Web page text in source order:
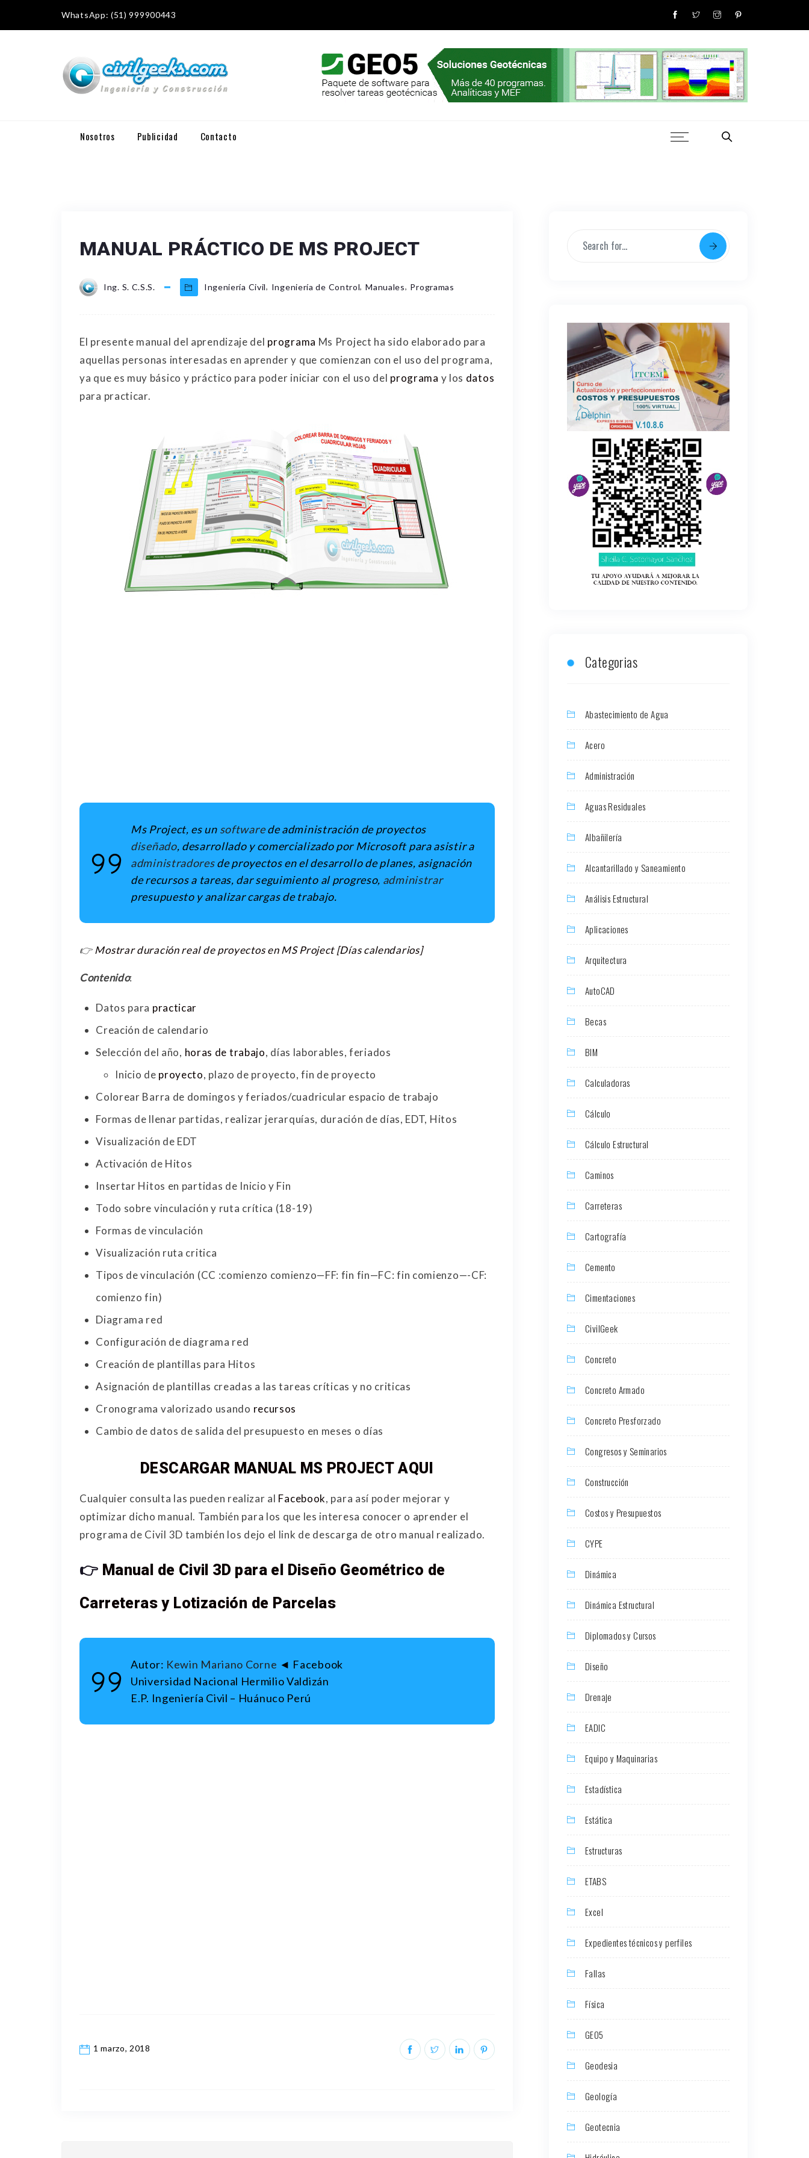
WhatsApp: (51) 999900443
Nosotros Publicidad Contacto
MANUAL PRÁCTICO DE MS PROJECT
Ing. S. C.S.S. Ingeniería Civil, Ingeniería de Control, Manuales, Programas
El presente manual del aprendizaje del programa Ms Project ha sido elaborado para
aquellas personas interesadas en aprender y que comienzan con el uso del programa,
ya que es muy básico y práctico para poder iniciar con el uso del programa y los datos
para practicar.
Ms Project, es un softwarede administración de proyectos
diseñado, desarrollado y comercializado por Microsoft para asistir a
administradoresde proyectos en el desarrollo de planes, asignación
de recursos a tareas, dar seguimiento al progreso, administrar
presupuesto y analizar cargas de trabajo.
👉Mostrar duración real de proyectos en MS Project [Días calendarios]
Contenido:
Datos para practicar
Creación de calendario
Selección del año, horas de trabajo, días laborables, feriados
Inicio de proyecto, plazo de proyecto, fin de proyecto
Colorear Barra de domingos y feriados/cuadricular espacio de trabajo
Formas de llenar partidas, realizar jerarquías, duración de días, EDT, Hitos
Visualización de EDT
Activación de Hitos
Insertar Hitos en partidas de Inicio y Fin
Todo sobre vinculación y ruta crítica (18-19)
Formas de vinculación
Visualización ruta critica
Tipos de vinculación (CC :comienzo comienzo—FF: fin fin—FC: fin comienzo—-CF:
comienzo fin)
Diagrama red
Configuración de diagrama red
Creación de plantillas para Hitos
Asignación de plantillas creadas a las tareas críticas y no criticas
Cronograma valorizado usando recursos
Cambio de datos de salida del presupuesto en meses o días
DESCARGAR MANUAL MS PROJECT AQUI
Cualquier consulta las pueden realizar al Facebook, para así poder mejorar y
optimizar dicho manual. También para los que les interesa conocer o aprender el
programa de Civil 3D también los dejo el link de descarga de otro manual realizado.
👉 Manual de Civil 3D para el Diseño Geométrico de
Carreteras y Lotización de Parcelas
Autor: Kewin Mariano Corne ◄ Facebook
Universidad Nacional Hermilio Valdizán
E.P. Ingeniería Civil – Huánuco Perú
1 marzo, 2018
Categorias
Abastecimiento de Agua
Acero
Administración
Aguas Residuales
Albañilería
Alcantarillado y Saneamiento
Análisis Estructural
Aplicaciones
Arquitectura
AutoCAD
Becas
BIM
Calculadoras
Cálculo
Cálculo Estructural
Caminos
Carreteras
Cartografía
Cemento
Cimentaciones
CivilGeek
Concreto
Concreto Armado
Concreto Presforzado
Congresos y Seminarios
Construcción
Costos y Presupuestos
CYPE
Dinámica
Dinámica Estructural
Diplomados y Cursos
Diseño
Drenaje
EADIC
Equipo y Maquinarias
Estadística
Estática
Estructuras
ETABS
Excel
Expedientes técnicos y perfiles
Fallas
Física
GEO5
Geodesia
Geología
Geotecnia